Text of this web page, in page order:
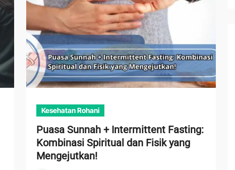
Kesehatan Rohani
Puasa Sunnah + Intermittent Fasting:
Kombinasi Spiritual dan Fisik yang
Mengejutkan!